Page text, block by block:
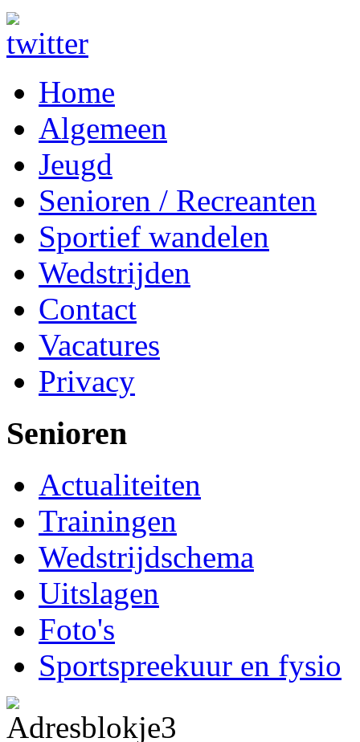
Home
Algemeen
Jeugd
Senioren / Recreanten
Sportief wandelen
Wedstrijden
Contact
Vacatures
Privacy
Senioren
Actualiteiten
Trainingen
Wedstrijdschema
Uitslagen
Foto's
Sportspreekuur en fysio